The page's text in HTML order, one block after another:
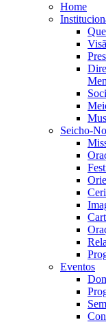
Home
Seicho-
Eventos